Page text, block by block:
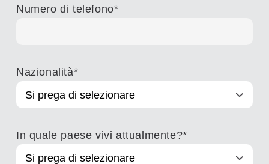
Numero di telefono*
Nazionalità*
In quale paese vivi attualmente?*